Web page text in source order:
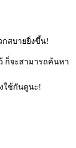
สบายยิ่งขึ้น!
ก็จะสามารถค้นหา
ใช้กันดูนะ!